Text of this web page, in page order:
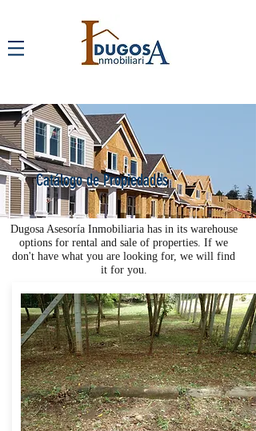
Catálogo de Propiedades
Catálogo de Propiedades
Dugosa Asesoría Inmobiliaria has in its warehouse
options for rental and sale of properties. If we
don't have what you are looking for, we will find
it for you.